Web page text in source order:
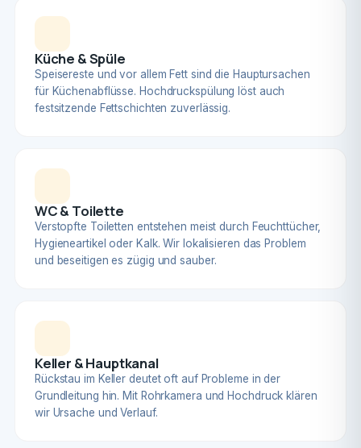
Küche & Spüle
Speisereste und vor allem Fett sind die Hauptursachen
für Küchenabflüsse. Hochdruckspülung löst auch
festsitzende Fettschichten zuverlässig.
WC & Toilette
Verstopfte Toiletten entstehen meist durch Feuchttücher,
Hygieneartikel oder Kalk. Wir lokalisieren das Problem
und beseitigen es zügig und sauber.
Keller & Hauptkanal
Rückstau im Keller deutet oft auf Probleme in der
Grundleitung hin. Mit Rohrkamera und Hochdruck klären
wir Ursache und Verlauf.